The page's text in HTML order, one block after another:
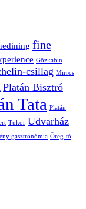
fine
Gőzkabin
csillag Mirros
Platán Bisztró
Tata Platán
Tükör Udvarház
gasztronómia Öreg-tó